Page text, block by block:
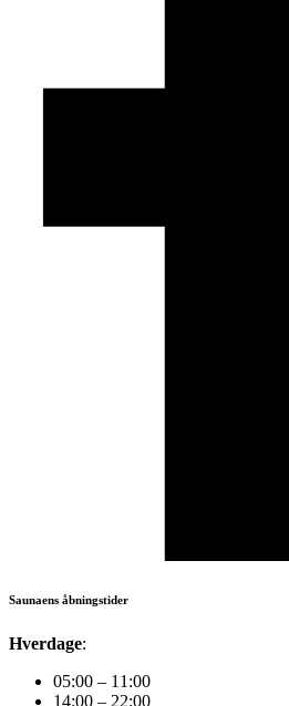
Saunaens åbningstider
Hverdage:
05:00 – 11:00
14:00 – 22:00